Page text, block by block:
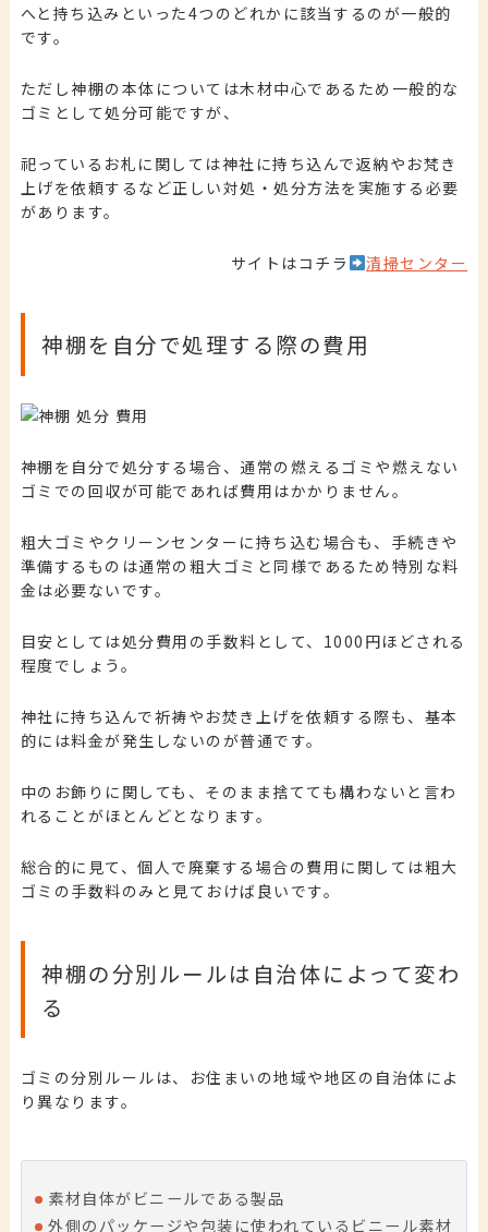
へと持ち込みといった4つのどれかに該当するのが一般的
です。
ただし神棚の本体については木材中心であるため一般的な
ゴミとして処分可能ですが、
祀っているお札に関しては神社に持ち込んで返納やお梵き
上げを依頼するなど正しい対処・処分方法を実施する必要
があります。
サイトはコチラ 清掃センター
神棚を自分で処理する際の費用
神棚を自分で処分する場合、通常の燃えるゴミや燃えない
ゴミでの回収が可能であれば費用はかかりません。
粗大ゴミやクリーンセンターに持ち込む場合も、手続きや
準備するものは通常の粗大ゴミと同様であるため特別な料
金は必要ないです。
目安としては処分費用の手数料として、1000円ほどされる
程度でしょう。
神社に持ち込んで祈祷やお焚き上げを依頼する際も、基本
的には料金が発生しないのが普通です。
中のお飾りに関しても、そのまま捨てても構わないと言わ
れることがほとんどとなります。
総合的に見て、個人で廃棄する場合の費用に関しては粗大
ゴミの手数料のみと見ておけば良いです。
神棚の分別ルールは自治体によって変わ
る
ゴミの分別ルールは、お住まいの地域や地区の自治体によ
り異なります。
素材自体がビニールである製品
外側のパッケージや包装に使われているビニール素材